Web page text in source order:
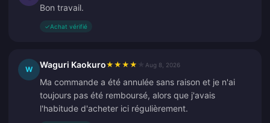
Bon travail.
✓Achat vérifié
W Waguri Kaokuro★ ★ ★ ★ Aug 8, 2026
Ma commande a été annulée sans raison et je n'ai
toujours pas été remboursé, alors que j'avais
l'habitude d'acheter ici régulièrement.